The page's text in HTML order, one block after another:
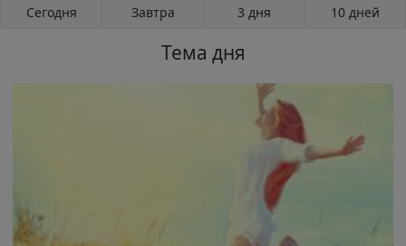
Сегодня Завтра 3 дня 10 дней
Тема дня